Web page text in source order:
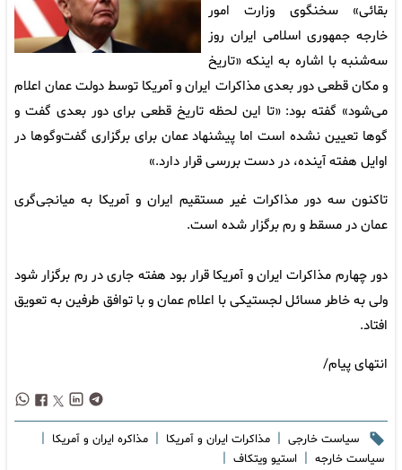
بقائی» سخنگوی وزارت امور
خارجه جمهوری اسلامی ایران روز
سه‌شنبه با اشاره به اینکه «تاریخ
و مکان قطعی دور بعدی مذاکرات ایران و آمریکا توسط دولت عمان اعلام
می‌شود» گفته بود: «تا این لحظه تاریخ قطعی برای دور بعدی گفت و
گوها تعیین نشده است اما پیشنهاد عمان برای برگزاری گفت‌وگوها در
اوایل هفته آینده، در دست بررسی قرار دارد.»
تاکنون سه دور مذاکرات غیر مستقیم ایران و آمریکا به میانجی‌گری
عمان در مسقط و رم برگزار شده است.
دور چهارم مذاکرات ایران و آمریکا قرار بود هفته جاری در رم برگزار شود
ولی به خاطر مسائل لجستیکی با اعلام عمان و با توافق طرفین به تعویق
افتاد.
انتهای پیام/
سیاست خارجی | مذاکرات ایران و آمریکا | مذاکره ایران و آمریکا |
سیاست خارجه | استیو ویتکاف |